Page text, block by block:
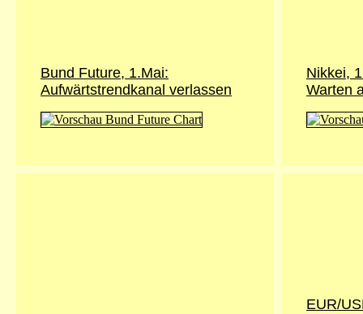
Bund Future, 1.Mai:
Aufwärtstrendkanal verlassen
Nikkei,
Warten
EUR/